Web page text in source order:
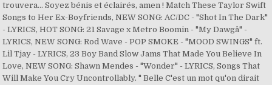
trouvera... Soyez bénis et éclairés, amen ! Match These Taylor Swift
Songs to Her Ex-Boyfriends, NEW SONG: AC/DC - "Shot In The Dark"
- LYRICS, HOT SONG: 21 Savage x Metro Boomin - "My Dawgâ" -
LYRICS, NEW SONG: Rod Wave - POP SMOKE - "MOOD SWINGS" ft.
Lil Tjay - LYRICS, 23 Boy Band Slow Jams That Made You Believe In
Love, NEW SONG: Shawn Mendes - "Wonder" - LYRICS, Songs That
Will Make You Cry Uncontrollably. " Belle C'est un mot qu'on dirait